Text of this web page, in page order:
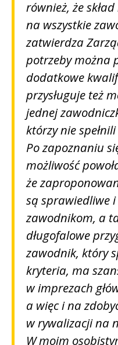
również, że
na wszystkie
zatwierdza
potrzeby można
dodatkowe
przysługuje też
jednej
którzy nie
Po zapoznaniu
możliwość
że
są sprawiedliwe
zawodnikom, a
długofalowe
zawodnik, który
kryteria, ma
w imprezach
a więc i na
w rywalizacji na
W moim